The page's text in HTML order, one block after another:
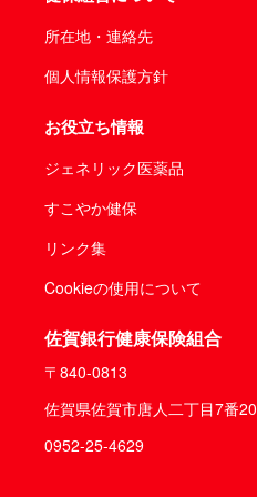
所在地・連絡先
個人情報保護方針
お役立ち情報
ジェネリック医薬品
すこやか健保
リンク集
Cookieの使用について
佐賀銀行健康保険組合
〒840-0813
佐賀県佐賀市唐人二丁目7番
0952-25-4629